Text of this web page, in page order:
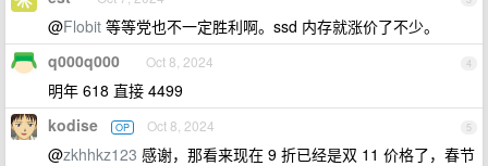
@Flobit 等等党也不一定胜利啊。ssd 内存就涨价了不少。
4
q000q000 Oct 8, 2024
明年 618 直接 4499
5
kodise OP Oct 8, 2024
@zkhhkz123 感谢，那看来现在 9 折已经是双 11 价格了，春节